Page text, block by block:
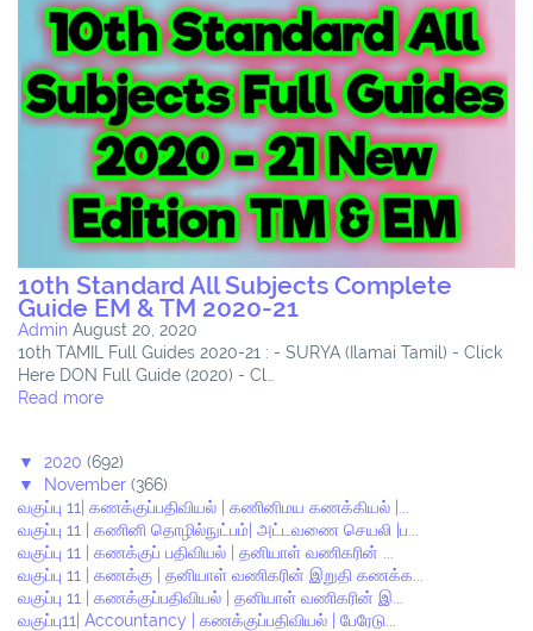
10th Standard All Subjects Complete
Guide EM & TM 2020-21
Admin August 20, 2020
10th TAMIL Full Guides 2020-21 : - SURYA (Ilamai Tamil) - Click
Here DON Full Guide (2020) - Cl…
Read more
▼ 2020 (692)
▼
November (366)
வகுப்பு 11| கணக்குப்பதிவியல் | கணினிமய கணக்கியல் |...
வகுப்பு 11 | கணினி தொழில்நுட்பம்| அட்டவணை செயலி |ப...
வகுப்பு 11 | கணக்குப் பதிவியல் | தனியாள் வணிகரின் ...
வகுப்பு 11 | கணக்கு | தனியாள் வணிகரின் இறுதி கணக்க...
வகுப்பு 11 | கணக்குப்பதிவியல் | தனியாள் வணிகரின் இ...
வகுப்பு11| Accountancy | கணக்குப்பதிவியல் | பேரேடு...